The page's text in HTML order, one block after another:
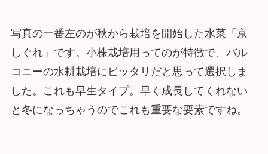
写真の一番左のが秋から栽培を開始した水菜「京
しぐれ」です。小株栽培用ってのが特徴で、バル
コニーの水耕栽培にピッタリだと思って選択しま
した。これも早生タイプ。早く成長してくれない
と冬になっちゃうのでこれも重要な要素ですね。